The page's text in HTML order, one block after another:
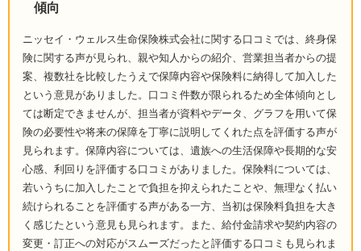
傾向
ニッセイ・ウェルス生命保険株式会社に関する口コミでは、終身保
険に関する声が見られ、親や知人からの紹介、営業担当者からの提
案、複数社を比較したうえで保障内容や保険料に納得して加入した
という意見がありました。口コミ件数が限られるため全体傾向とし
ては断定できませんが、担当者が資料やデータ、グラフを用いて保
険の必要性や将来の保障を丁寧に説明してくれた点を評価する声が
見られます。保障内容については、遺族への生活保障や長期的な安
心感、利回りを評価する口コミがありました。保険料については、
若いうちに加入したことで負担を抑えられたことや、無理なく払い
続けられることを評価する声がある一方、当初は保険料負担を大き
く感じたという意見も見られます。また、給付金請求や契約内容の
変更・訂正への対応がスムーズだったと評価する口コミも見られま